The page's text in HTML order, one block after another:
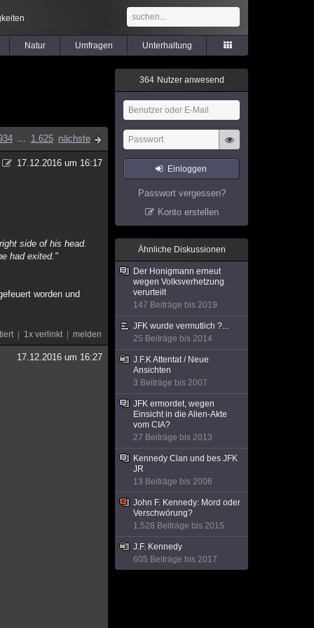
Natur Umfragen Unterhaltung
... 1.625 nächste
17.12.2016 um 16:17
side of his head.
had exited."
worden und
1x verlinkt melden
17.12.2016 um 16:27
364 Nutzer anwesend
Einloggen
Passwort vergessen?
Konto erstellen
Ähnliche Diskussionen
Der Honigmann erneut
wegen Volksverhetzung
verurteilt
147 Beiträge bis 2019
JFK wurde vermutlich ?...
25 Beiträge bis 2014
J.F.K Attentat / Neue
Ansichten
3 Beiträge bis 2007
JFK ermordet, wegen
Einsicht in die Alien-Akte
vom CIA?
27 Beiträge bis 2013
Kennedy Clan und bes JFK
JR
13 Beiträge bis 2006
John F. Kennedy: Mord oder
Verschwörung?
1.528 Beiträge bis 2015
J.F. Kennedy
605 Beiträge bis 2017